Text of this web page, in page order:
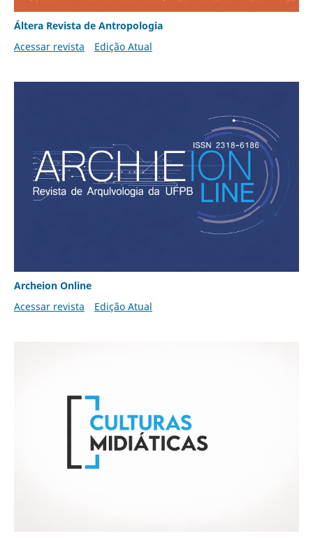
Áltera Revista de Antropologia
Acessar revista
Edição Atual
Archeion Online
Acessar revista
Edição Atual